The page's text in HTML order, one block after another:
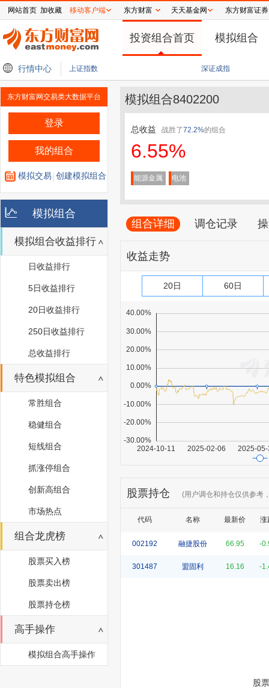
网站首页 加收藏 移动客户端 东方财富 天天基金网 东方财富证券
投资组合首页 模拟组合
行情中心 上证指数 深证成指
存容量 以应对先进高带宽内存芯片短缺问题 美股三大指数震荡整理 费城半
东方财富网交易类大数据平台
登录
我的组合
模拟交易 创建模拟组合
模拟组合
模拟组合收益排行
日收益排行
5日收益排行
20日收益排行
250日收益排行
总收益排行
特色模拟组合
常胜组合
稳健组合
短线组合
抓涨停组合
创新高组合
市场热点
组合龙虎榜
股票买入榜
股票卖出榜
股票持仓榜
高手操作
模拟组合高手操作
模拟组合8402200
总收益 战胜了72.2%的组合
6.55%
能源金属 电池
组合详细 调仓记录
收益走势
20日 60日
股票持仓 (用户调仓和持仓仅供参考
代码 名称 最新价 涨
002192 融捷股份 66.95 -
301487 盟固利 16.16 -
股